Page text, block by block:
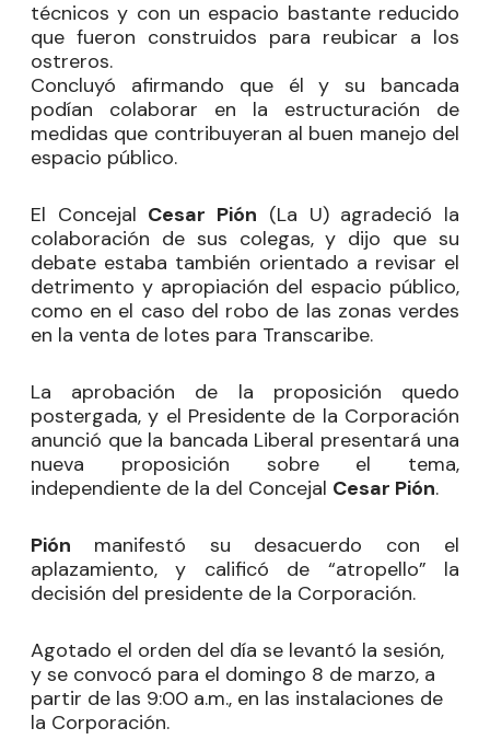
técnicos y con un espacio bastante reducido
que fueron construidos para reubicar a los
ostreros.
Concluyó afirmando que él y su bancada
podían colaborar en la estructuración de
medidas que contribuyeran al buen manejo del
espacio público.
El Concejal Cesar Pión (La U) agradeció la
colaboración de sus colegas, y dijo que su
debate estaba también orientado a revisar el
detrimento y apropiación del espacio público,
como en el caso del robo de las zonas verdes
en la venta de lotes para Transcaribe.
La aprobación de la proposición quedo
postergada, y el Presidente de la Corporación
anunció que la bancada Liberal presentará una
nueva proposición sobre el tema,
independiente de la del Concejal Cesar Pión.
Pión manifestó su desacuerdo con el
aplazamiento, y calificó de “atropello” la
decisión del presidente de la Corporación.
Agotado el orden del día se levantó la sesión,
y se convocó para el domingo 8 de marzo, a
partir de las 9:00 a.m., en las instalaciones de
la Corporación.